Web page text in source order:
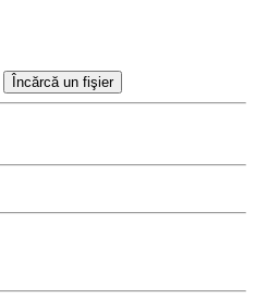
Încărcă un fişier